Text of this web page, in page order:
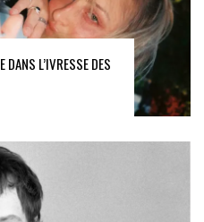
L’IVRESSE DES